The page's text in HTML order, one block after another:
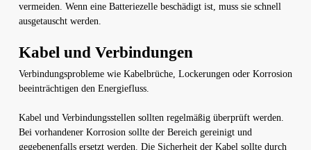
vermeiden. Wenn eine Batteriezelle beschädigt ist, muss sie schnell
ausgetauscht werden.
Kabel und Verbindungen
Verbindungsprobleme wie Kabelbrüche, Lockerungen oder Korrosion
beeinträchtigen den Energiefluss.
Kabel und Verbindungsstellen sollten regelmäßig überprüft werden.
Bei vorhandener Korrosion sollte der Bereich gereinigt und
gegebenenfalls ersetzt werden. Die Sicherheit der Kabel sollte durch